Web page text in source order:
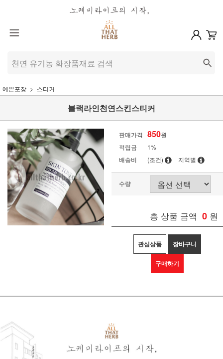
예쁜포장 스티커
블랙라인천연스킨스티커
판매가격 850원
적립금
1%
배송비
(조건) 지역별
수량
총 상품 금액 0 원
관심상품 장바구니
구매하기